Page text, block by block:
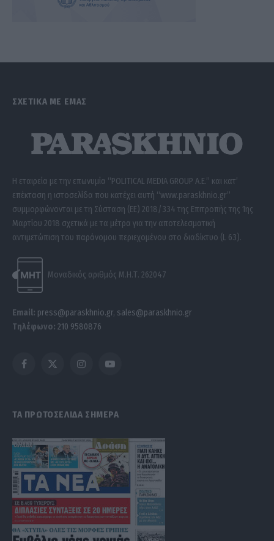
ΣΧΕΤΙΚΑ ΜΕ ΕΜΑΣ
Η εταιρεία με την επωνυμία “POLITICAL MEDIA GROUP A.E.” και κατ’
επέκταση η ιστοσελίδα που κατέχει αυτή “www.paraskhnio.gr”
συμμορφώνονται με τη Σύσταση (ΕΕ) 2018/334 της Επιτροπής της 1ης
Μαρτίου 2018 σχετικά με τα μέτρα για την αποτελεσματική
αντιμετώπιση του παράνομου περιεχομένου στο διαδίκτυο (L 63).
Μοναδικός αριθμός Μ.Η.Τ. 262047
Email: press@paraskhnio.gr, sales@paraskhnio.gr
Τηλέφωνο: 210 9580876
Facebook
X
InstagramYouTube
ΤΑ ΠΡΩΤΟΣΕΛΙΔΑ ΣΗΜΕΡΑ